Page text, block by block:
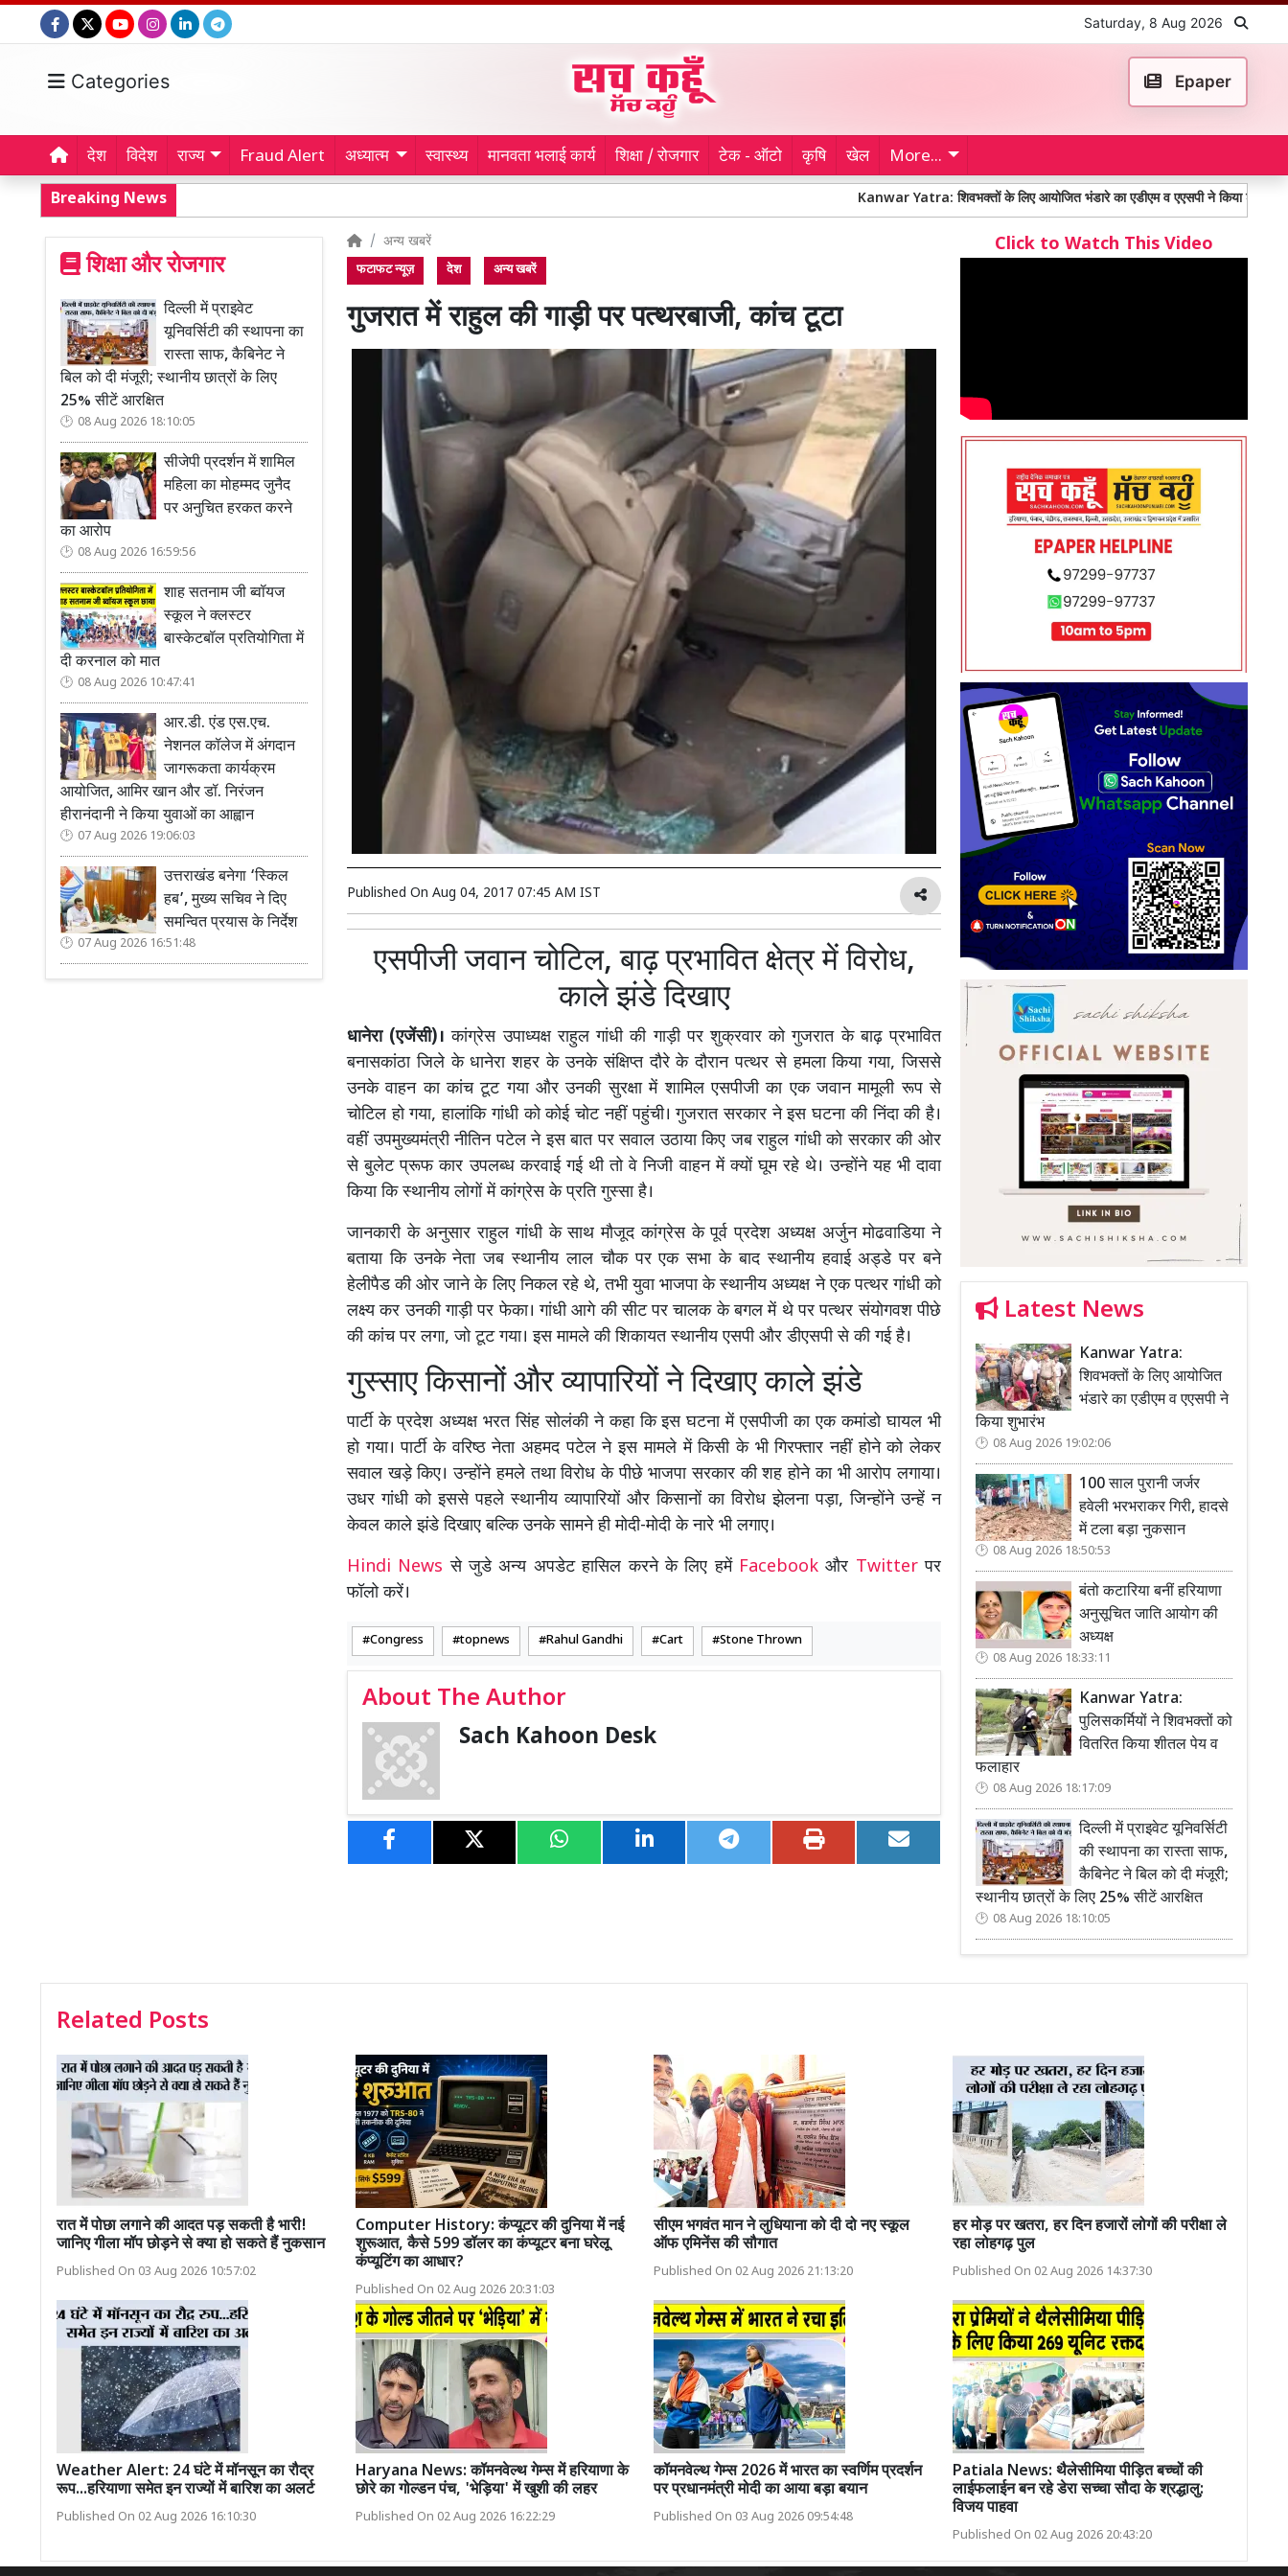
Saturday, 8 Aug 2026
Categories Epaper
देश विदेश राज्य Fraud Alert अध्यात्म स्वास्थ्य मानवता भलाई कार्य शिक्षा / रोजगार टेक - ऑटो कृषि खेल More...
Breaking News Kanwar Yatra: शिवभक्तों के लिए आयोजित भंडारे का एडीएम व एएसपी ने किया शुभारंभ
शिक्षा और रोजगार
दिल्ली में प्राइवेट
यूनिवर्सिटी की स्थापना का
रास्ता साफ, कैबिनेट ने
बिल को दी मंजूरी; स्थानीय छात्रों के लिए
25% सीटें आरक्षित
08 Aug 2026 18:10:05
सीजेपी प्रदर्शन में शामिल
महिला का मोहम्मद जुनैद
पर अनुचित हरकत करने
का आरोप
08 Aug 2026 16:59:56
शाह सतनाम जी ब्वॉयज
स्कूल ने क्लस्टर
बास्केटबॉल प्रतियोगिता में
दी करनाल को मात
08 Aug 2026 10:47:41
आर.डी. एंड एस.एच.
नेशनल कॉलेज में अंगदान
जागरूकता कार्यक्रम
आयोजित, आमिर खान और डॉ. निरंजन
हीरानंदानी ने किया युवाओं का आह्वान
07 Aug 2026 19:06:03
उत्तराखंड बनेगा ‘स्किल
हब’, मुख्य सचिव ने दिए
समन्वित प्रयास के निर्देश
07 Aug 2026 16:51:48
अन्य खबरें
फटाफट न्यूज़ देश अन्य खबरें
गुजरात में राहुल की गाड़ी पर पत्थरबाजी, कांच टूटा
Published On Aug 04, 2017 07:45 AM IST
एसपीजी जवान चोटिल, बाढ़ प्रभावित क्षेत्र में विरोध,
काले झंडे दिखाए
धानेरा (एजेंसी)। कांग्रेस उपाध्यक्ष राहुल गांधी की गाड़ी पर शुक्रवार को गुजरात के बाढ़ प्रभावित
बनासकांठा जिले के धानेरा शहर के उनके संक्षिप्त दौरे के दौरान पत्थर से हमला किया गया, जिससे
उनके वाहन का कांच टूट गया और उनकी सुरक्षा में शामिल एसपीजी का एक जवान मामूली रूप से
चोटिल हो गया, हालांकि गांधी को कोई चोट नहीं पहुंची। गुजरात सरकार ने इस घटना की निंदा की है।
वहीं उपमुख्यमंत्री नीतिन पटेल ने इस बात पर सवाल उठाया किए जब राहुल गांधी को सरकार की ओर
से बुलेट प्रूफ कार उपलब्ध करवाई गई थी तो वे निजी वाहन में क्यों घूम रहे थे। उन्होंने यह भी दावा
किया कि स्थानीय लोगों में कांग्रेस के प्रति गुस्सा है।
जानकारी के अनुसार राहुल गांधी के साथ मौजूद कांग्रेस के पूर्व प्रदेश अध्यक्ष अर्जुन मोढवाडिया ने
बताया कि उनके नेता जब स्थानीय लाल चौक पर एक सभा के बाद स्थानीय हवाई अड्डे पर बने
हेलीपैड की ओर जाने के लिए निकल रहे थे, तभी युवा भाजपा के स्थानीय अध्यक्ष ने एक पत्थर गांधी को
लक्ष्य कर उनकी गाड़ी पर फेका। गांधी आगे की सीट पर चालक के बगल में थे पर पत्थर संयोगवश पीछे
की कांच पर लगा, जो टूट गया। इस मामले की शिकायत स्थानीय एसपी और डीएसपी से की गई है।
गुस्साए किसानों और व्यापारियों ने दिखाए काले झंडे
पार्टी के प्रदेश अध्यक्ष भरत सिंह सोलंकी ने कहा कि इस घटना में एसपीजी का एक कमांडो घायल भी
हो गया। पार्टी के वरिष्ठ नेता अहमद पटेल ने इस मामले में किसी के भी गिरफ्तार नहीं होने को लेकर
सवाल खड़े किए। उन्होंने हमले तथा विरोध के पीछे भाजपा सरकार की शह होने का भी आरोप लगाया।
उधर गांधी को इससे पहले स्थानीय व्यापारियों और किसानों का विरोध झेलना पड़ा, जिन्होंने उन्हें न
केवल काले झंडे दिखाए बल्कि उनके सामने ही मोदी-मोदी के नारे भी लगाए।
Hindi Newsसे जुडे अन्य अपडेट हासिल करने के लिए हमें Facebookऔर Twitterपर
फॉलो करें।
Congress topnews Rahul Gandhi Cart Stone Thrown
About The Author
Sach Kahoon Desk
Click to Watch This Video
Latest News
Kanwar Yatra:
शिवभक्तों के लिए आयोजित
भंडारे का एडीएम व एएसपी ने
किया शुभारंभ
08 Aug 2026 19:02:06
100 साल पुरानी जर्जर
हवेली भरभराकर गिरी, हादसे
में टला बड़ा नुकसान
08 Aug 2026 18:50:53
बंतो कटारिया बनीं हरियाणा
अनुसूचित जाति आयोग की
अध्यक्ष
08 Aug 2026 18:33:11
Kanwar Yatra:
पुलिसकर्मियों ने शिवभक्तों को
वितरित किया शीतल पेय व
फलाहार
08 Aug 2026 18:17:09
दिल्ली में प्राइवेट यूनिवर्सिटी
की स्थापना का रास्ता साफ,
कैबिनेट ने बिल को दी मंजूरी;
स्थानीय छात्रों के लिए 25% सीटें आरक्षित
08 Aug 2026 18:10:05
Related Posts
रात में पोछा लगाने की आदत पड़ सकती है भारी!
जानिए गीला मॉप छोड़ने से क्या हो सकते हैं नुकसान
Published On 03 Aug 2026 10:57:02
Computer History: कंप्यूटर की दुनिया में नई
शुरूआत, कैसे 599 डॉलर का कंप्यूटर बना घरेलू
कंप्यूटिंग का आधार?
Published On 02 Aug 2026 20:31:03
सीएम भगवंत मान ने लुधियाना को दी दो नए स्कूल
ऑफ एमिनेंस की सौगात
Published On 02 Aug 2026 21:13:20
हर मोड़ पर खतरा, हर दिन हजारों लोगों की परीक्षा ले
रहा लोहगढ़ पुल
Published On 02 Aug 2026 14:37:30
Weather Alert: 24 घंटे में मॉनसून का रौद्र
रूप...हरियाणा समेत इन राज्यों में बारिश का अलर्ट
Published On 02 Aug 2026 16:10:30
Haryana News: कॉमनवेल्थ गेम्स में हरियाणा के
छोरे का गोल्डन पंच, 'भेड़िया' में खुशी की लहर
Published On 02 Aug 2026 16:22:29
कॉमनवेल्थ गेम्स 2026 में भारत का स्वर्णिम प्रदर्शन
पर प्रधानमंत्री मोदी का आया बड़ा बयान
Published On 03 Aug 2026 09:54:48
Patiala News: थैलेसीमिया पीड़ित बच्चों की
लाईफलाईन बन रहे डेरा सच्चा सौदा के श्रद्धालु:
विजय पाहवा
Published On 02 Aug 2026 20:43:20